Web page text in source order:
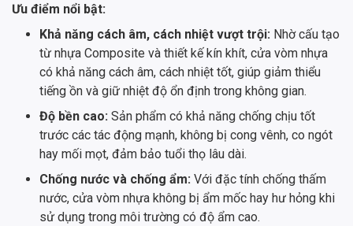
Ưu điểm nổi bật:
Khả năng cách âm, cách nhiệt vượt trội: Nhờ cấu tạo
từ nhựa Composite và thiết kế kín khít, cửa vòm nhựa
có khả năng cách âm, cách nhiệt tốt, giúp giảm thiểu
tiếng ồn và giữ nhiệt độ ổn định trong không gian.
Độ bền cao: Sản phẩm có khả năng chống chịu tốt
trước các tác động mạnh, không bị cong vênh, co ngót
hay mối mọt, đảm bảo tuổi thọ lâu dài.
Chống nước và chống ẩm: Với đặc tính chống thấm
nước, cửa vòm nhựa không bị ẩm mốc hay hư hỏng khi
sử dụng trong môi trường có độ ẩm cao.